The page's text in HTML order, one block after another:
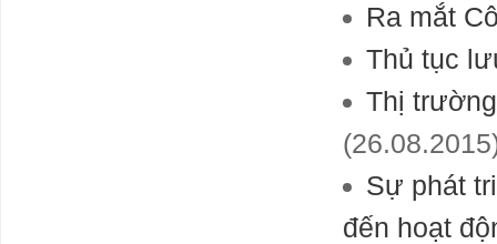
Ra mắt
Thủ tục
Thị
Sự phát
đến hoạt